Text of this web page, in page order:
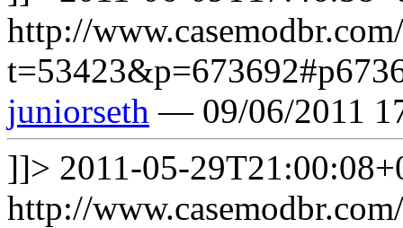
http://
juniorseth — 09/06/2011
]]> 2011-05-
http://